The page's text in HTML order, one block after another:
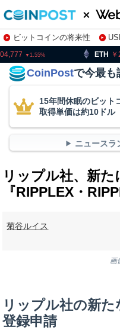
ビットコインの将来性
株特集・関連銘柄
ETH 299,271.0
CoinPostで今最も
15年間休眠のビット
取得単価は約10ドル
ニュースラ
リップル社、新
『RIPPLEX・
菊谷ルイス
画
リップル社の新た
登録申請